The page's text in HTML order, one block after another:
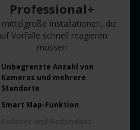
Professional+
mittelgroße Installationen, die
Vorfälle schnell reagieren
müssen
Unbegrenzte Anzahl von
Kameras und mehrere
Standorte
Smart Map-Funktion